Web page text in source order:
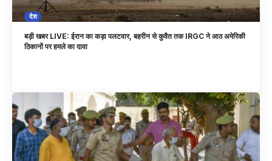
देश
बड़ी खबर LIVE: ईरान का कड़ा पलटवार, बहरीन से कुवैत तक IRGC ने आठ अमेरिकी
ठिकानों पर हमले का दावा